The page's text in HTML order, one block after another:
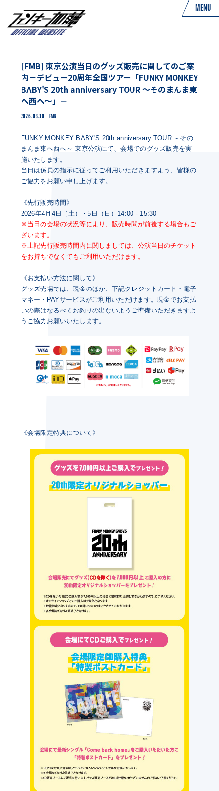
MENU
[FMB] 東京公演当日のグッズ販売に関してのご案
内－デビュー20周年全国ツアー「FUNKY MONKEY
BΛBY'S 20th anniversary TOUR ～そのまんま東
へ西へ～」－
2026.03.30 FMB
FUNKY MONKEY BΛBY'S 20th anniversary TOUR ～その
まんま東へ西へ～ 東京公演にて、会場でのグッズ販売を実
施いたします。
当日は係員の指示に従ってご利用いただきますよう、皆様の
ご協力をお願い申し上げます。
《先行販売時間》
2026年4月4日（土）・5日（日）14:00 - 15:30
※当日の会場の状況等により、販売時間が前後する場合もご
ざいます。
※上記先行販売時間内に関しましては、公演当日のチケット
をお持ちでなくてもご利用いただけます。
《お支払い方法に関して》
グッズ売場では、現金のほか、下記クレジットカード・電子
マネー・PAYサービスがご利用いただけます。現金でお支払
いの際はなるべくお釣りの出ないようご準備いただきますよ
うご協力お願いいたします。
《会場限定特典について》